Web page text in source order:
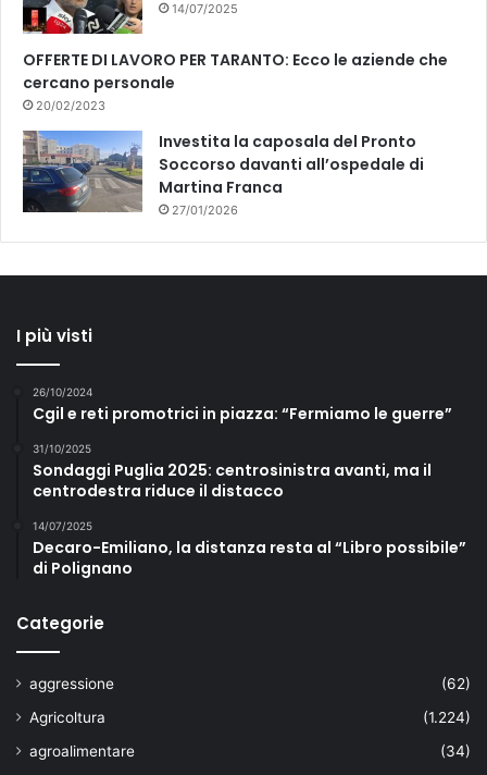
14/07/2025
OFFERTE DI LAVORO PER TARANTO: Ecco le aziende che
cercano personale
20/02/2023
Investita la caposala del Pronto
Soccorso davanti all’ospedale di
Martina Franca
27/01/2026
I più visti
26/10/2024
Cgil e reti promotrici in piazza: “Fermiamo le guerre”
31/10/2025
Sondaggi Puglia 2025: centrosinistra avanti, ma il
centrodestra riduce il distacco
14/07/2025
Decaro-Emiliano, la distanza resta al “Libro possibile”
di Polignano
Categorie
aggressione
(62)
Agricoltura
(1.224)
agroalimentare
(34)